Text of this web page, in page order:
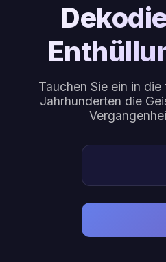
Tauchen Sie ein in
Jahrhunderten die